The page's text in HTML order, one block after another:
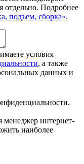
отдельно. Подробнее
подъем, сборка».
условия
, а также
данных и
менеджер интернет-
наиболее